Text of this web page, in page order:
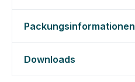
Packungsinformationen
Downloads